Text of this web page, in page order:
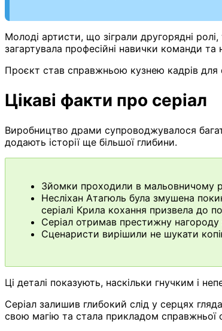
Молоді артисти, що зіграли другорядні
загартувала професійні навички команди
Проєкт став справжньою кузнею кадрів для
Цікаві факти про серіал
Виробництво драми супроводжувалося
додають історії ще більшої глибини.
Зйомки проходили в мальовничому
Несліхан Атагюль була змушена
серіалі Крила кохання призвела до
Серіал отримав престижну
Сценаристи вирішили не шукати
Ці деталі показують, наскільки гнучким і
Серіал залишив глибокий слід у серцях
свою магію та стала прикладом справжньої